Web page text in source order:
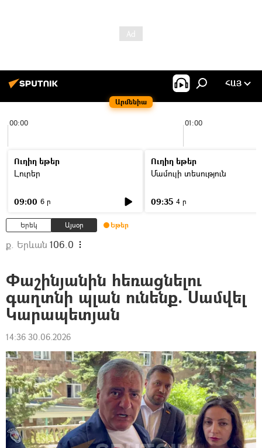
Արմենիա
ՀԱՅ
00:00 01:00
Ուղիղ եթեր
Լուրեր
09:00 6 ր
Ուղիղ եթեր
Մամուլի տեսություն
09:35 4 ր
Երեկ Այսօր Եթեր
ք. Երևան 106.0
Փաշինյանին հեռացնելու
գաղտնի պլան ունենք. Սամվել
Կարապետյան
14:36 30.06.2026